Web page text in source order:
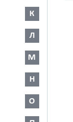
К
Л
М
Н
О